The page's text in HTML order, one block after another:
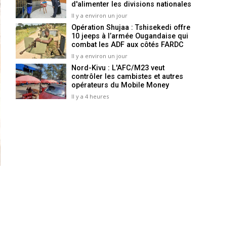
d'alimenter les divisions nationales
Il y a environ un jour
Opération Shujaa : Tshisekedi offre
10 jeeps à l’armée Ougandaise qui
combat les ADF aux côtés FARDC
Il y a environ un jour
Nord-Kivu : L'AFC/M23 veut
contrôler les cambistes et autres
opérateurs du Mobile Money
Il y a 4 heures